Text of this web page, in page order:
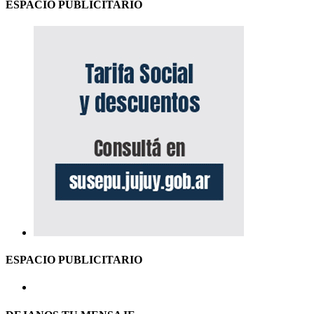
ESPACIO PUBLICITARIO
ESPACIO PUBLICITARIO